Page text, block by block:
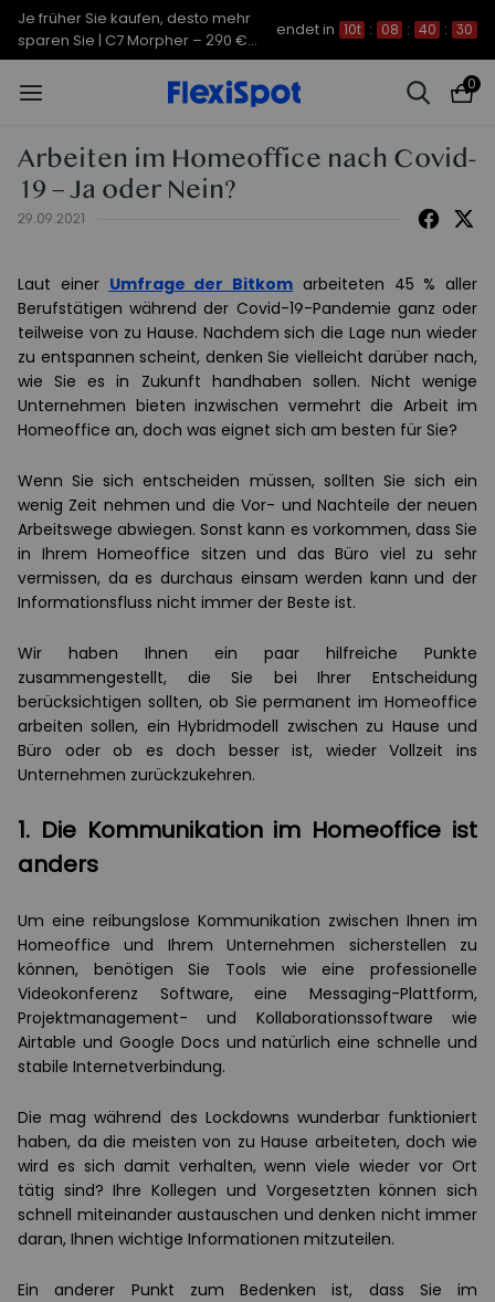
Je früher Sie kaufen, desto mehr
sparen Sie | C7 Morpher – 290 €
Rabatt
endet in 10t : 08 : 40 : 29
0
Arbeiten im Homeoffice nach Covid-
19 – Ja oder Nein?
29.09.2021
Laut einer Umfrage der Bitkom arbeiteten 45 % aller
Berufstätigen während der Covid-19-Pandemie ganz oder
teilweise von zu Hause. Nachdem sich die Lage nun wieder
zu entspannen scheint, denken Sie vielleicht darüber nach,
wie Sie es in Zukunft handhaben sollen. Nicht wenige
Unternehmen bieten inzwischen vermehrt die Arbeit im
Homeoffice an, doch was eignet sich am besten für Sie?
Wenn Sie sich entscheiden müssen, sollten Sie sich ein
wenig Zeit nehmen und die Vor- und Nachteile der neuen
Arbeitswege abwiegen. Sonst kann es vorkommen, dass Sie
in Ihrem Homeoffice sitzen und das Büro viel zu sehr
vermissen, da es durchaus einsam werden kann und der
Informationsfluss nicht immer der Beste ist.
Wir haben Ihnen ein paar hilfreiche Punkte
zusammengestellt, die Sie bei Ihrer Entscheidung
berücksichtigen sollten, ob Sie permanent im Homeoffice
arbeiten sollen, ein Hybridmodell zwischen zu Hause und
Büro oder ob es doch besser ist, wieder Vollzeit ins
Unternehmen zurückzukehren.
1. Die Kommunikation im Homeoffice ist
anders
Um eine reibungslose Kommunikation zwischen Ihnen im
Homeoffice und Ihrem Unternehmen sicherstellen zu
können, benötigen Sie Tools wie eine professionelle
Videokonferenz Software, eine Messaging-Plattform,
Projektmanagement- und Kollaborationssoftware wie
Airtable und Google Docs und natürlich eine schnelle und
stabile Internetverbindung.
Die mag während des Lockdowns wunderbar funktioniert
haben, da die meisten von zu Hause arbeiteten, doch wie
wird es sich damit verhalten, wenn viele wieder vor Ort
tätig sind? Ihre Kollegen und Vorgesetzten können sich
schnell miteinander austauschen und denken nicht immer
daran, Ihnen wichtige Informationen mitzuteilen.
Ein anderer Punkt zum Bedenken ist, dass Sie im